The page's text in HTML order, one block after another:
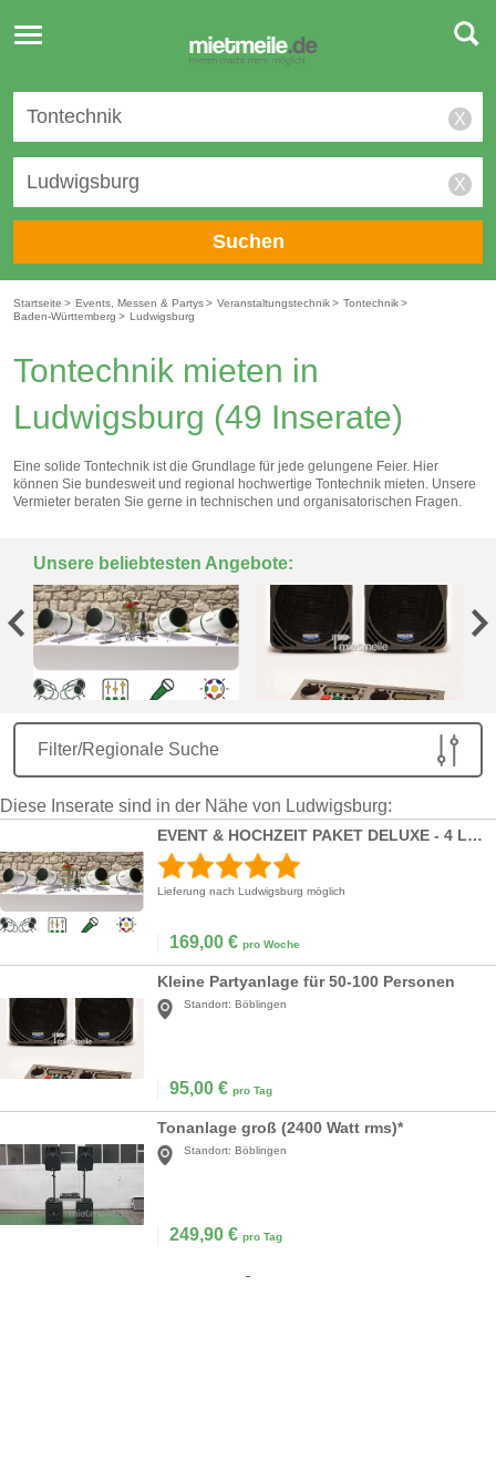
Toggle
navigation
X
X
Suchen
Startseite > Events, Messen & Partys> Veranstaltungstechnik> Tontechnik>
Baden-Württemberg > Ludwigsburg
Tontechnik mieten in
Ludwigsburg (49 Inserate)
Eine solide Tontechnik ist die Grundlage für jede gelungene Feier. Hier
können Sie bundesweit und regional hochwertige Tontechnik mieten. Unsere
Vermieter beraten Sie gerne in technischen und organisatorischen Fragen.
Unsere beliebtesten Angebote:
Filter/Regionale Suche
Diese Inserate sind in der Nähe von Ludwigsburg:
EVENT & HOCHZEIT PAKET DELUXE - 4 Lautsprecher, Mischpult, Mikro inkl. Lieferservice
Lieferung nach Ludwigsburg möglich
169,00 € pro Woche
Kleine Partyanlage für 50-100 Personen
Standort: Böblingen
95,00 € pro Tag
Tonanlage groß (2400 Watt rms)*
Standort: Böblingen
249,90 € pro Tag